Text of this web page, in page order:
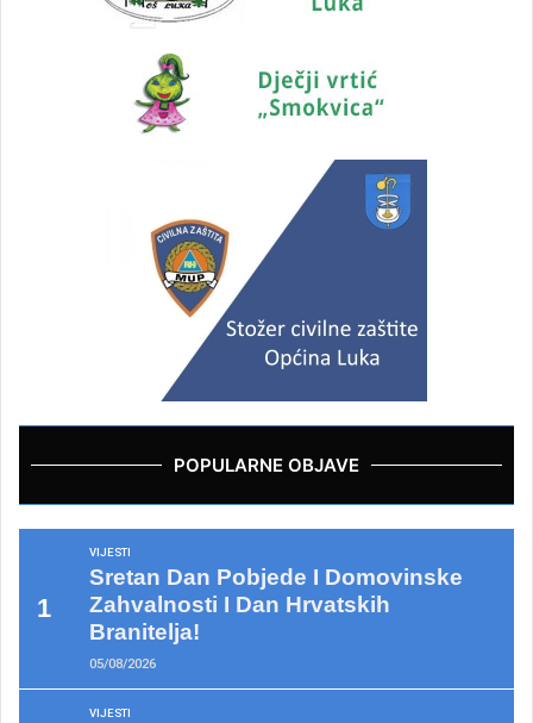
POPULARNE OBJAVE
VIJESTI
Sretan Dan Pobjede I Domovinske
Zahvalnosti I Dan Hrvatskih
Branitelja!
05/08/2026
VIJESTI